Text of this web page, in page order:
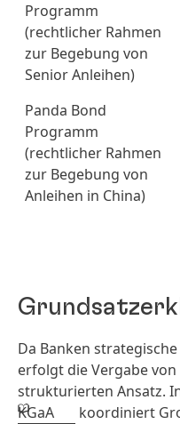
Programm
(rechtlicher Rahmen
zur Begebung von
Senior Anleihen)
Panda Bond
Programm
(rechtlicher Rahmen
zur Begebung von
Anleihen in China)
Da Banken
erfolgt die Vergabe
strukturierten Ansatz.
KGaA
koordiniert